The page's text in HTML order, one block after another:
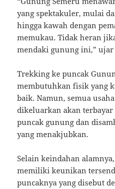
yang spektakuler, mulai
hingga kawah dengan
memukau. Tidak heran
mendaki gunung ini,” ujar
Trekking ke puncak
membutuhkan fisik yang
baik. Namun, semua
dikeluarkan akan
puncak gunung dan
yang menakjubkan.
Selain keindahan
memiliki keunikan
puncaknya yang disebut